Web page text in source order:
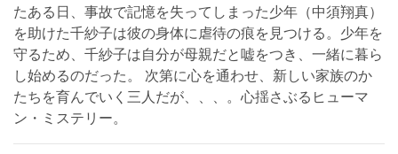
たある日、事故で記憶を失ってしまった少年（中須翔真）
を助けた千紗子は彼の身体に虐待の痕を見つける。少年を
守るため、千紗子は自分が母親だと嘘をつき、一緒に暮ら
し始めるのだった。 次第に心を通わせ、新しい家族のか
たちを育んでいく三人だが、、、。心揺さぶるヒューマ
ン・ミステリー。